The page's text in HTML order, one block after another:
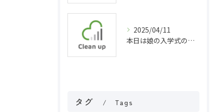
2025/04/11
本日は娘の入学式の為お休みしました( ´∀｀)
タグ Tags